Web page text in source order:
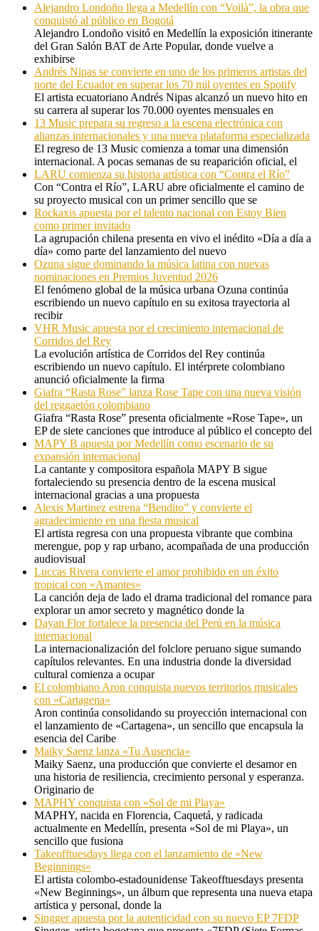
Alejandro Londoño llega a Medellín con “Voilà”, la obra que
conquistó al público en Bogotá
Alejandro Londoño visitó en Medellín la exposición itinerante
del Gran Salón BAT de Arte Popular, donde vuelve a
exhibirse
Andrés Nipas se convierte en uno de los primeros artistas del
norte del Ecuador en superar los 70 mil oyentes en Spotify
El artista ecuatoriano Andrés Nipas alcanzó un nuevo hito en
su carrera al superar los 70.000 oyentes mensuales en
13 Music prepara su regreso a la escena electrónica con
alianzas internacionales y una nueva plataforma especializada
El regreso de 13 Music comienza a tomar una dimensión
internacional. A pocas semanas de su reaparición oficial, el
LARU comienza su historia artística con “Contra el Río”
Con “Contra el Río”, LARU abre oficialmente el camino de
su proyecto musical con un primer sencillo que se
Rockaxis apuesta por el talento nacional con Estoy Bien
como primer invitado
La agrupación chilena presenta en vivo el inédito «Día a día a
día» como parte del lanzamiento del nuevo
Ozuna sigue dominando la música latina con nuevas
nominaciones en Premios Juventud 2026
El fenómeno global de la música urbana Ozuna continúa
escribiendo un nuevo capítulo en su exitosa trayectoria al
recibir
VHR Music apuesta por el crecimiento internacional de
Corridos del Rey
La evolución artística de Corridos del Rey continúa
escribiendo un nuevo capítulo. El intérprete colombiano
anunció oficialmente la firma
Giafra “Rasta Rose” lanza Rose Tape con una nueva visión
del reggaetón colombiano
Giafra “Rasta Rose” presenta oficialmente «Rose Tape», un
EP de siete canciones que introduce al público el concepto del
MAPY B apuesta por Medellín como escenario de su
expansión internacional
La cantante y compositora española MAPY B sigue
fortaleciendo su presencia dentro de la escena musical
internacional gracias a una propuesta
Alexis Martinez estrena “Bendito” y convierte el
agradecimiento en una fiesta musical
El artista regresa con una propuesta vibrante que combina
merengue, pop y rap urbano, acompañada de una producción
audiovisual
Luccas Rivera convierte el amor prohibido en un éxito
tropical con «Amantes»
La canción deja de lado el drama tradicional del romance para
explorar un amor secreto y magnético donde la
Dayan Flor fortalece la presencia del Perú en la música
internacional
La internacionalización del folclore peruano sigue sumando
capítulos relevantes. En una industria donde la diversidad
cultural comienza a ocupar
El colombiano Aron conquista nuevos territorios musicales
con «Cartagena»
Aron continúa consolidando su proyección internacional con
el lanzamiento de «Cartagena», un sencillo que encapsula la
esencia del Caribe
Maiky Saenz lanza «Tu Ausencia»
Maiky Saenz, una producción que convierte el desamor en
una historia de resiliencia, crecimiento personal y esperanza.
Originario de
MAPHY conquista con «Sol de mi Playa»
MAPHY, nacida en Florencia, Caquetá, y radicada
actualmente en Medellín, presenta «Sol de mi Playa», un
sencillo que fusiona
Takeofftuesdays llega con el lanzamiento de «New
Beginnings»
El artista colombo-estadounidense Takeofftuesdays presenta
«New Beginnings», un álbum que representa una nueva etapa
artística y personal, donde la
Singger apuesta por la autenticidad con su nuevo EP 7FDP